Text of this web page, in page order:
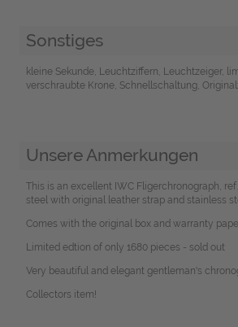
Sonstiges
kleine Sekunde, Leuchtziffern, Leuchtzeiger,
verschraubte Krone, Schnellschaltung,
Unsere Anmerkungen
This is an excellent IWC Fligerchronograph, ref.
steel with original leather strap and stainless
Comes with the original box and warranty
Limited edtion of only 1680 pieces - sold out
Very beautiful and elegant gentleman's
Collectors item!